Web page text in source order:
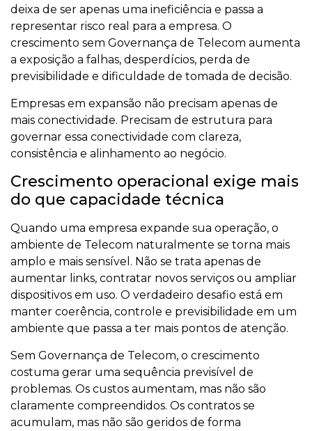
deixa de ser apenas uma ineficiência e passa a
representar risco real para a empresa. O
crescimento sem Governança de Telecom aumenta
a exposição a falhas, desperdícios, perda de
previsibilidade e dificuldade de tomada de decisão.
Empresas em expansão não precisam apenas de
mais conectividade. Precisam de estrutura para
governar essa conectividade com clareza,
consistência e alinhamento ao negócio.
Crescimento operacional exige mais
do que capacidade técnica
Quando uma empresa expande sua operação, o
ambiente de Telecom naturalmente se torna mais
amplo e mais sensível. Não se trata apenas de
aumentar links, contratar novos serviços ou ampliar
dispositivos em uso. O verdadeiro desafio está em
manter coerência, controle e previsibilidade em um
ambiente que passa a ter mais pontos de atenção.
Sem Governança de Telecom, o crescimento
costuma gerar uma sequência previsível de
problemas. Os custos aumentam, mas não são
claramente compreendidos. Os contratos se
acumulam, mas não são geridos de forma